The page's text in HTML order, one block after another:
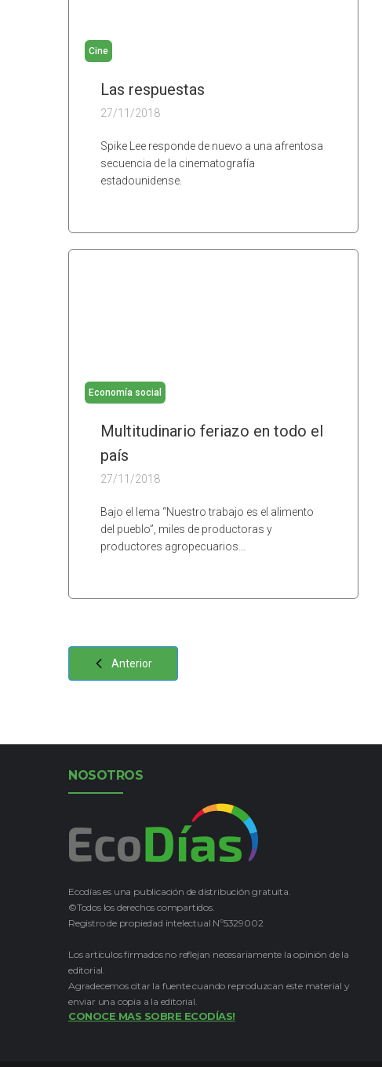
Cine
Las respuestas
27/11/2018
Spike Lee responde de nuevo a una afrentosa
secuencia de la cinematografía
estadounidense.
Economía social
Multitudinario feriazo en todo el
país
27/11/2018
Bajo el lema “Nuestro trabajo es el alimento
del pueblo”, miles de productoras y
productores agropecuarios…
Anterior
NOSOTROS
Ecodías es una publicación de distribución gratuita.
©Todos los derechos compartidos.
Registro de propiedad intelectual Nº5329002
Los artículos firmados no reflejan necesariamente la opinión de la
editorial.
Agradecemos citar la fuente cuando reproduzcan este material y
enviar una copia a la editorial.
CONOCE MAS SOBRE ECODÍAS!